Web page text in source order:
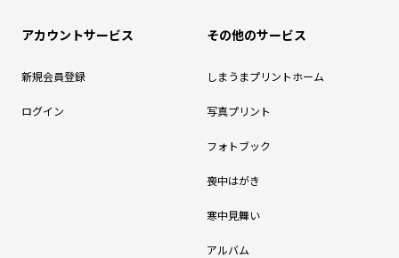
アカウントサービス
新規会員登録
ログイン
その他のサービス
しまうまプリントホーム
写真プリント
フォトブック
喪中はがき
寒中見舞い
アルバム